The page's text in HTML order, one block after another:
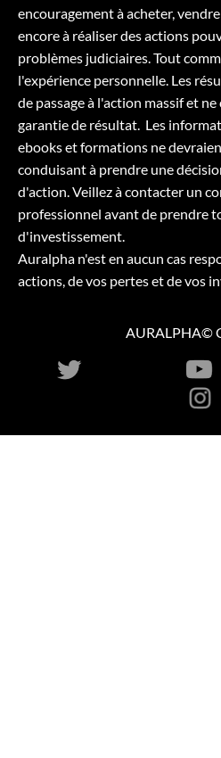
encouragement à acheter,
encore à réaliser des actions
problèmes judiciaires. Tout
l'expérience personnelle. Les
de passage à l'action massif et
garantie de résultat. Les
ebooks et formations ne
conduisant à prendre une
d'action. Veillez à contacter un
professionnel avant de prendre
d'investissement.
Auralpha n'est en aucun cas
actions, de vos pertes et de vos
AURALPHA©